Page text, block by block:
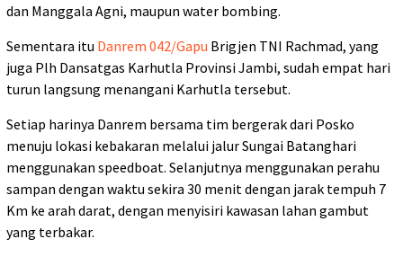
dan Manggala Agni, maupun water bombing.
Sementara itu Danrem 042/Gapu Brigjen TNI Rachmad, yang
juga Plh Dansatgas Karhutla Provinsi Jambi, sudah empat hari
turun langsung menangani Karhutla tersebut.
Setiap harinya Danrem bersama tim bergerak dari Posko
menuju lokasi kebakaran melalui jalur Sungai Batanghari
menggunakan speedboat. Selanjutnya menggunakan perahu
sampan dengan waktu sekira 30 menit dengan jarak tempuh 7
Km ke arah darat, dengan menyisiri kawasan lahan gambut
yang terbakar.